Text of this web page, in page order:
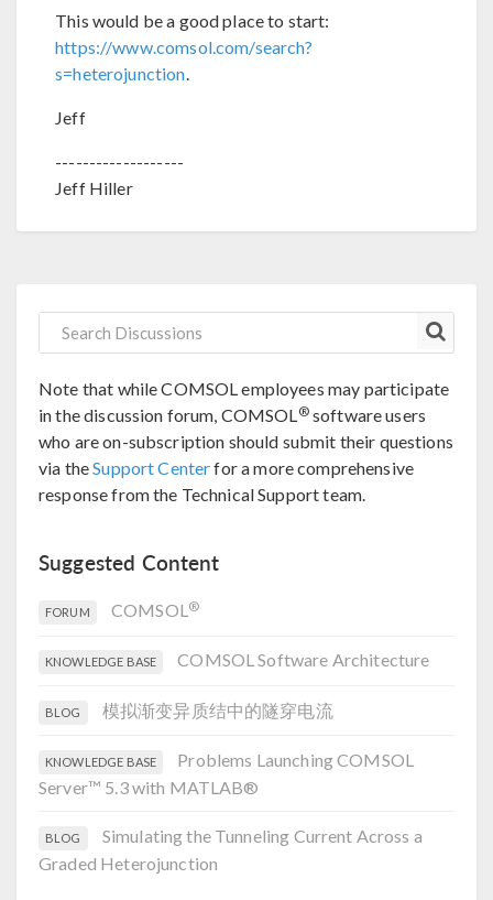
This would be a good place to start:
https://www.comsol.com/search?
s=heterojunction
Jeff
-------------------
Jeff Hiller
Note that while COMSOL employees may participate
in the discussion forum, COMSOL®software users
who are on-subscription should submit their questions
via theSupport Centerfor a more comprehensive
response from the Technical Support team.
Suggested Content
FORUM COMSOL®
KNOWLEDGE BASE COMSOL Software Architecture
BLOG 模拟渐变异质结中的隧穿电流
KNOWLEDGE BASE
Problems Launching COMSOL
Server™ 5.3 with MATLAB®
BLOG
Simulating the Tunneling Current Across a
Graded Heterojunction